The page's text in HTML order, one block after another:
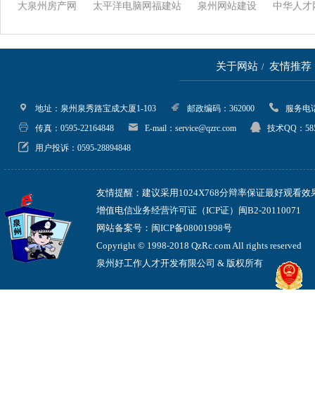
大泉州房产网 太平洋电脑网福建站 泉州网站建设 中华人才
关于网站 / 友情推荐
地址：泉州泉秀路宝成大厦1-103 邮政编码：362000
服务电
传真：0595-22164848
E-mail：service@qzrc.com
技术QQ：
用户投诉：0595-28894848
友情提醒：建议采用1024X768分辩率保证最好观看效
增值电信业务经营许可证（ICP证）闽B2-20110071
网站备案号：闽ICP备08001998号
Copyright © 1998-2018 QzRc.com All rights reserved
泉州好工作人才开发有限公司 & 版权所有